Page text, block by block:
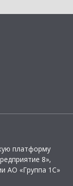
платформу
8»,
АО «Группа 1С»